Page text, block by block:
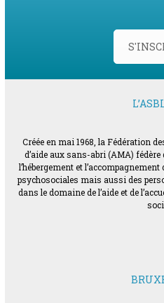
Créée en mai 1968, la Fédération
d’aide aux sans-abri (AMA)
l’hébergement et
psychosociales mais aussi des
dans le domaine de l’aide et de